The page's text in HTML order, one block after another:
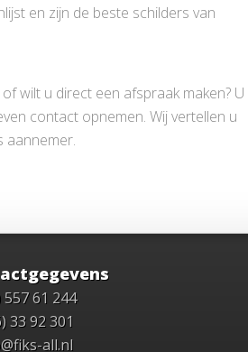
en zijn de beste schilders van
wilt u direct een afspraak maken? U
contact opnemen. Wij vertellen u
aannemer.
557 61 244
33 92 301
all.nl